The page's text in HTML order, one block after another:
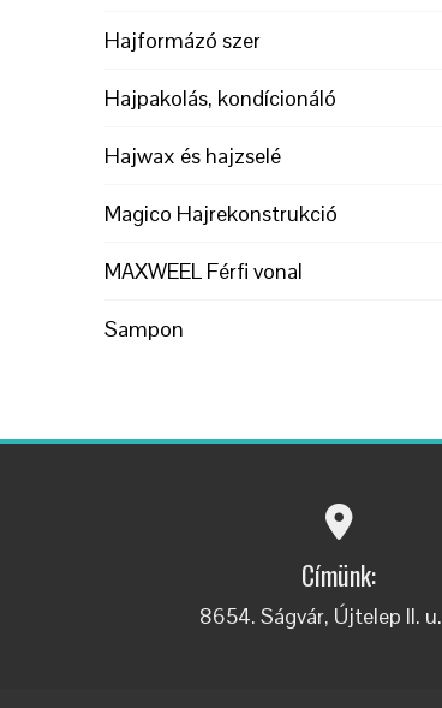
Hajformázó szer
Hajpakolás, kondícionáló
Hajwax és hajzselé
Magico Hajrekonstrukció
MAXWEEL Férfi vonal
Sampon
Címünk:
8654. Ságvár, Újtelep II.